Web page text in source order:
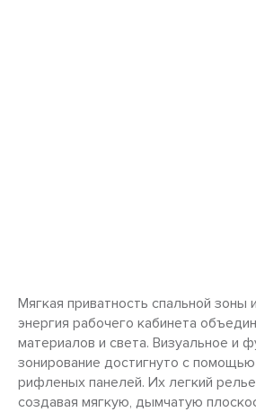
Мягкая приватность спальной зоны
энергия рабочего кабинета
материалов и света. Визуальное и
зонирование достигнуто с
рифленых панелей. Их легкий
создавая мягкую, дымчатую